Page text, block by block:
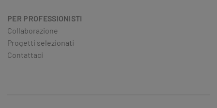
PER PROFESSIONISTI
Collaborazione
Progetti selezionati
Contattaci